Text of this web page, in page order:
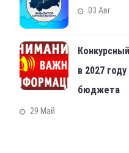
03 Авг
в 2027
бюджета
29 Май